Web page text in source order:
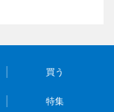
買う
特集